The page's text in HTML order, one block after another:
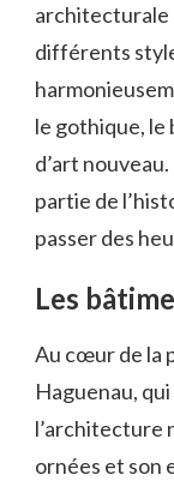
architecturale
différents
le gothique, le
d’art
partie de
passer des
Les
Au cœur de la
Haguenau,
l’architecture
ornées et son